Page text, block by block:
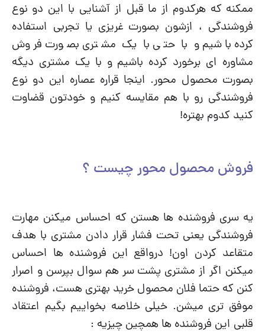
ممکنه که هرکدوم از ما قبل از آشنایی با این دو نوع
فروشندگی ، ازشون بصورت غریزی یا تجربی استفاده
کرده باشیم و با حتی با یک مشتری بصورت فروش
مشاوره ای برخورد کرده باشیم و با یک مشتری دیگه
بصورت محصول محور. اینجا قراره عصاره این دو نوع
فروشندگی رو با هم مقایسه کنیم و خودتون قضاوت
کنید کدوم بهتره!
فروش محصول محور چیست ؟
یه سری فروشنده ها هستن که احساس میکنن مهارت
فروشندگی یعنی تحت فشار قرار دادن مشتری با هدف
متقاعد کردن اون! درواقع این فروشنده ها احساس
میکنن اگر از مشتری پشت سر هم سوال بپرسن و اصرار
کنن که حتما فلان محصول خرید بهتری هست، فروشنده
موفق تری میشن. خیلی خلاصه بخواییم بگیم اعتقاد
قلبی این فروشنده ها همچین چیزیه :